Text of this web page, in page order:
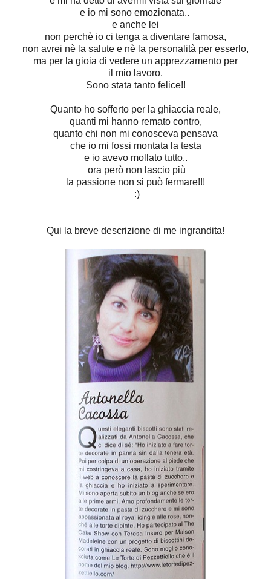
e io mi sono emozionata..
e anche lei
non perchè io ci tenga a diventare famosa,
non avrei nè la salute e nè la personalità per esserlo,
ma per la gioia di vedere un apprezzamento per
il mio lavoro.
Sono stata tanto felice!!
Quanto ho sofferto per la ghiaccia reale,
quanti mi hanno remato contro,
quanto chi non mi conosceva pensava
che io mi fossi montata la testa
e io avevo mollato tutto..
ora però non lascio più
la passione non si può fermare!!!
:)
Qui la breve descrizione di me ingrandita!